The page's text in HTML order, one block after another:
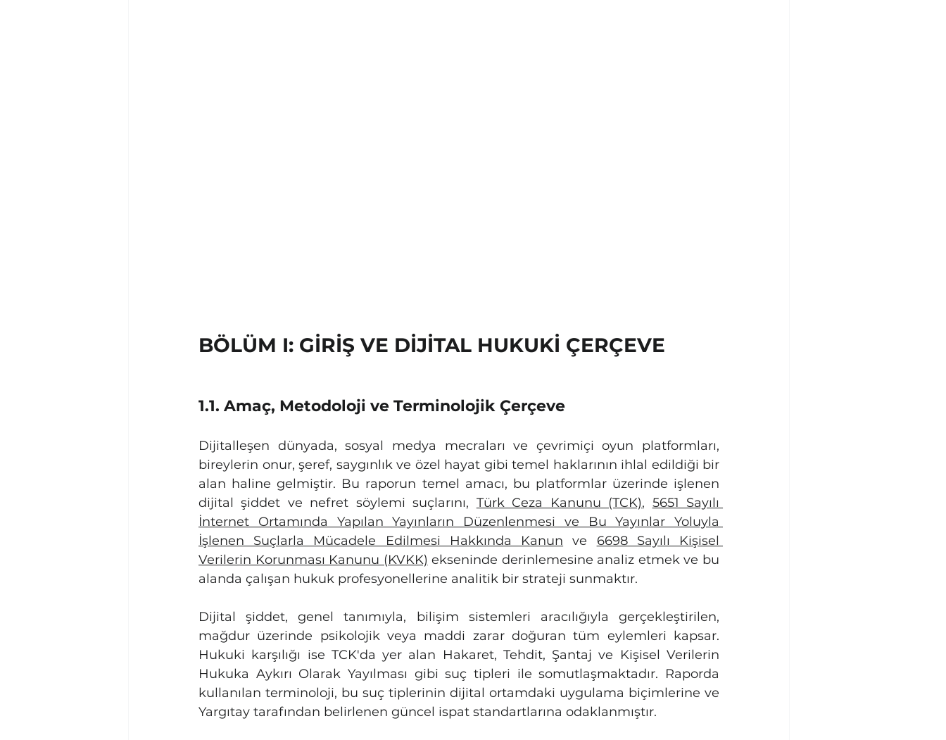
BÖLÜM I: GİRİŞ VE DİJİTAL HUKUKİ ÇERÇEVE
1.1. Amaç, Metodoloji ve Terminolojik Çerçeve
Dijitalleşen dünyada, sosyal medya mecraları ve çevrimiçi oyun platformları,
bireylerin onur, şeref, saygınlık ve özel hayat gibi temel haklarının ihlal edildiği bir
alan haline gelmiştir. Bu raporun temel amacı, bu platformlar üzerinde işlenen
dijital şiddet ve nefret söylemi suçlarını, Türk Ceza Kanunu (TCK), 5651 Sayılı
İnternet Ortamında Yapılan Yayınların Düzenlenmesi ve Bu Yayınlar Yoluyla
İşlenen Suçlarla Mücadele Edilmesi Hakkında Kanun ve 6698 Sayılı Kişisel
Verilerin Korunması Kanunu (KVKK) ekseninde derinlemesine analiz etmek ve bu
alanda çalışan hukuk profesyonellerine analitik bir strateji sunmaktır.
Dijital şiddet, genel tanımıyla, bilişim sistemleri aracılığıyla gerçekleştirilen,
mağdur üzerinde psikolojik veya maddi zarar doğuran tüm eylemleri kapsar.
Hukuki karşılığı ise TCK'da yer alan Hakaret, Tehdit, Şantaj ve Kişisel Verilerin
Hukuka Aykırı Olarak Yayılması gibi suç tipleri ile somutlaşmaktadır. Raporda
kullanılan terminoloji, bu suç tiplerinin dijital ortamdaki uygulama biçimlerine ve
Yargıtay tarafından belirlenen güncel ispat standartlarına odaklanmıştır.